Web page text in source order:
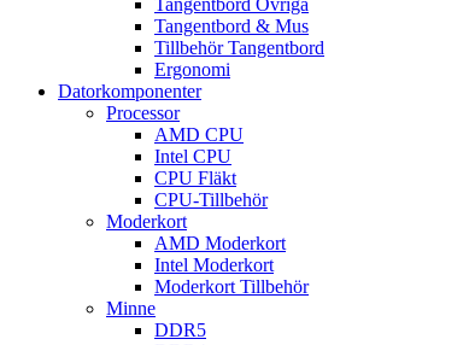
Tangentbord Övriga
Tangentbord & Mus
Tillbehör Tangentbord
Ergonomi
Datorkomponenter
Processor
AMD CPU
Intel CPU
CPU Fläkt
CPU-Tillbehör
Moderkort
AMD Moderkort
Intel Moderkort
Moderkort Tillbehör
Minne
DDR5